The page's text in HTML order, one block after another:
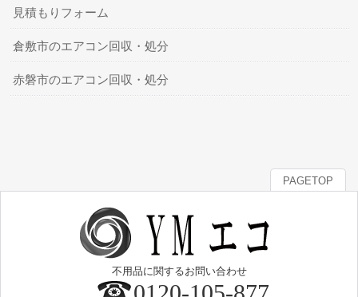
見積もりフォーム
倉敷市のエアコン回収・処分
赤磐市のエアコン回収・処分
PAGETOP
不用品に関するお問い合わせ